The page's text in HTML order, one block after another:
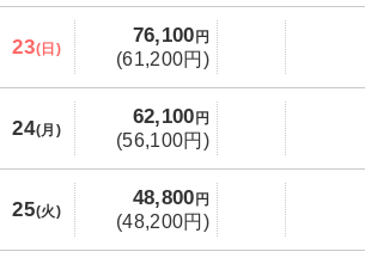
23(日)
76,100 円
(61,200円)
24(月)
62,100 円
(56,100円)
25(火)
48,800 円
(48,200円)